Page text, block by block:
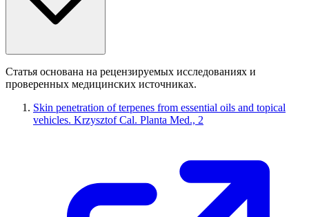
Статья основана на рецензируемых исследованиях и
проверенных медицинских источниках.
Skin penetration of terpenes from essential oils and topical
vehicles. Krzysztof Cal. Planta Med., 2